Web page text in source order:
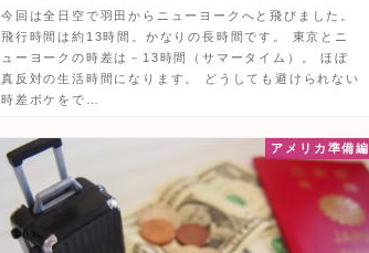
今回は全日空で羽田からニューヨークへと飛びました。
飛行時間は約13時間。かなりの長時間です。 東京とニ
ューヨークの時差は－13時間（サマータイム）。 ほぼ
真反対の生活時間になります。 どうしても避けられない
時差ボケをで…
アメリカ準備編